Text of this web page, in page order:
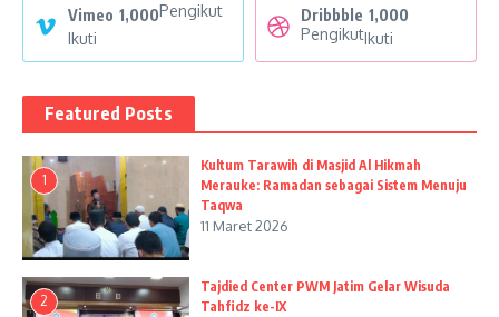
Vimeo 1,000Pengikut
Ikuti
Dribbble 1,000
Pengikut Ikuti
Featured Posts
1
Kultum Tarawih di Masjid Al Hikmah
Merauke: Ramadan sebagai Sistem Menuju
Taqwa
11 Maret 2026
2
Tajdied Center PWM Jatim Gelar Wisuda
Tahfidz ke-IX